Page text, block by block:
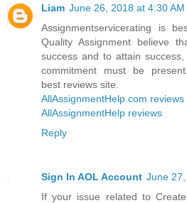
Liam June 26, 2018 at 4:30 AM
Assignmentservicerating is
Quality Assignment believe
success and to attain
commitment must be
best reviews site.
AllAssignmentHelp.com reviews
AllAssignmentHelp reviews
Reply
Sign In AOL Account June
If your issue related to